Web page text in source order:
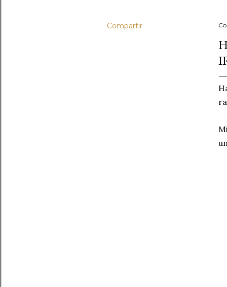
Compartir